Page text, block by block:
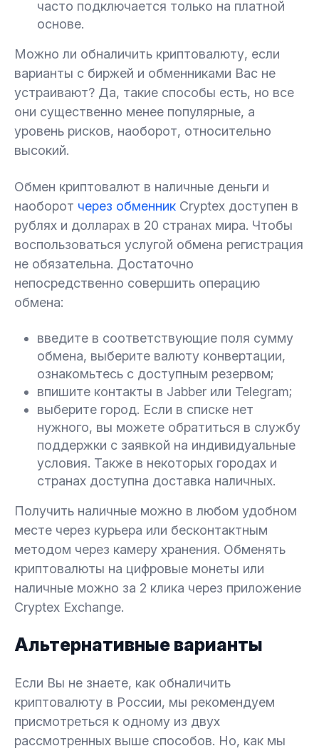
часто подключается только на платной
основе.
Можно ли обналичить криптовалюту, если
варианты с биржей и обменниками Вас не
устраивают? Да, такие способы есть, но все
они существенно менее популярные, а
уровень рисков, наоборот, относительно
высокий.
Обмен криптовалют в наличные деньги и
наоборот через обменник Cryptex доступен в
рублях и долларах в 20 странах мира. Чтобы
воспользоваться услугой обмена регистрация
не обязательна. Достаточно
непосредственно совершить операцию
обмена:
введите в соответствующие поля сумму
обмена, выберите валюту конвертации,
ознакомьтесь с доступным резервом;
впишите контакты в Jabber или Telegram;
выберите город. Если в списке нет
нужного, вы можете обратиться в службу
поддержки с заявкой на индивидуальные
условия. Также в некоторых городах и
странах доступна доставка наличных.
Получить наличные можно в любом удобном
месте через курьера или бесконтактным
методом через камеру хранения. Обменять
криптовалюты на цифровые монеты или
наличные можно за 2 клика через приложение
Cryptex Exchange.
Альтернативные варианты
Если Вы не знаете, как обналичить
криптовалюту в России, мы рекомендуем
присмотреться к одному из двух
рассмотренных выше способов. Но, как мы